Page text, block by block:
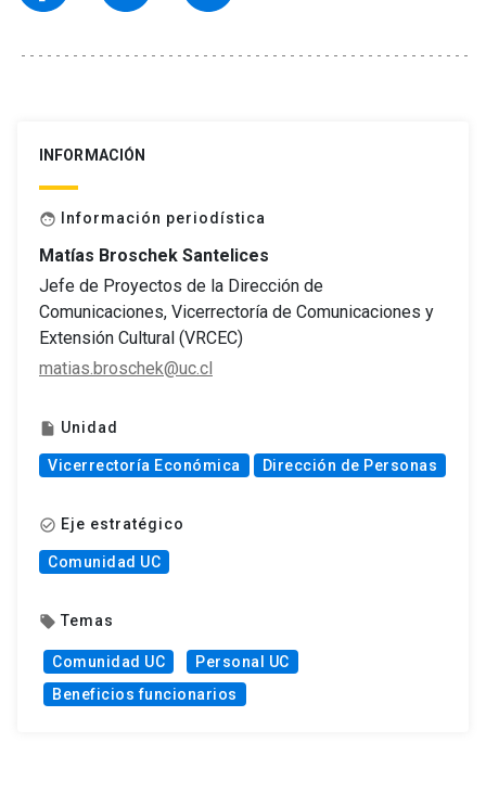
INFORMACIÓN
face Información periodística
Matías Broschek Santelices
Jefe de Proyectos de la Dirección de
Comunicaciones, Vicerrectoría de Comunicaciones y
Extensión Cultural (VRCEC)
matias.broschek@uc.cl
insert_drive_file Unidad
Vicerrectoría Económica Dirección de Personas
check_circle_outline Eje estratégico
Comunidad UC
local_offer Temas
Comunidad UC
Personal UC
Beneficios funcionarios